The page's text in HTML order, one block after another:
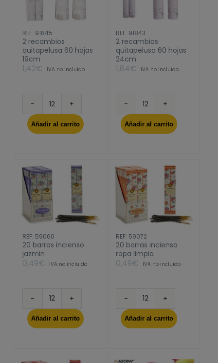
REF: 91845
2 recambios
quitapelusa 60 hojas
19cm
1,42€ IVA no incluido
2
recambios
quitapelusa
cantidad
Añadir al carrito
REF: 91843
2 recambios
quitapelusa 60 hojas
24cm
1,84€ IVA no incluido
2
recambios
quitapelusa
cantidad
Añadir al carrito
REF: 59060
20 barras incienso
jazmin
0,49€ IVA no incluido
20
barras
incienso
Añadir al carrito
REF: 59072
20 barras incienso
ropa limpia
0,49€ IVA no incluido
20
barras
incienso
cantidad
Añadir al carrito